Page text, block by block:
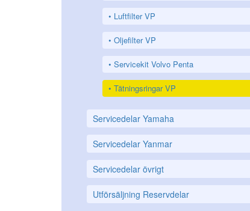
Luftfilter VP
Oljefilter VP
Servicekit Volvo Penta
Tätningsringar VP
Servicedelar Yamaha
Servicedelar Yanmar
Servicedelar övrigt
Utförsäljning Reservdelar